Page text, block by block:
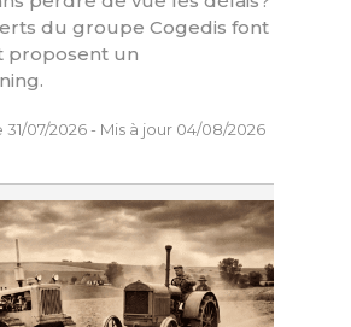
du groupe Cogedis font
proposent un
31/07/2026 - Mis à jour 04/08/2026